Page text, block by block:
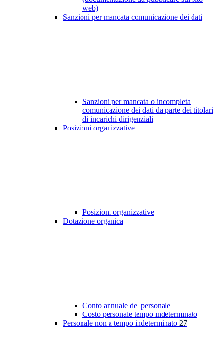
web)
Sanzioni per mancata comunicazione dei dati
Sanzioni per mancata o incompleta
comunicazione dei dati da parte dei titolari
di incarichi dirigenziali
Posizioni organizzative
Posizioni organizzative
Dotazione organica
Conto annuale del personale
Costo personale tempo indeterminato
Personale non a tempo indeterminato 27